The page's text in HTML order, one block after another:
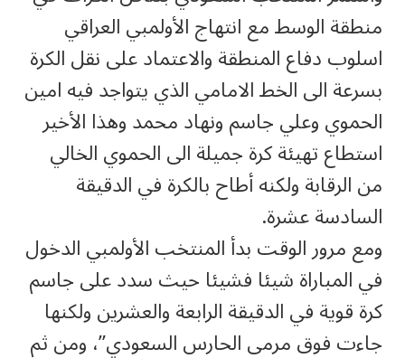
منطقة الوسط مع انتهاج الأولمبي العراقي
اسلوب دفاع المنطقة والاعتماد على نقل الكرة
بسرعة الى الخط الامامي الذي يتواجد فيه امين
الحموي وعلي جاسم ونهاد محمد وهذا الأخير
استطاع تهيئة كرة جميلة الى الحموي الخالي
من الرقابة ولكنه أطاح بالكرة في الدقيقة
السادسة عشرة.
ومع مرور الوقت بدأ المنتخب الأولمبي الدخول
في المباراة شيئا فشيئا حيث سدد على جاسم
كرة قوية في الدقيقة الرابعة والعشرين ولكنها
جاءت فوق مرمى الحارس السعودي”، ومن ثم